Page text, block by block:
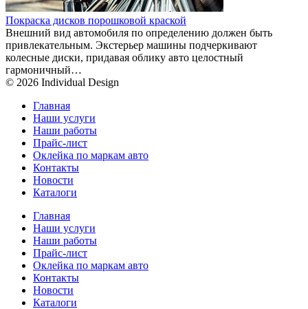
Покраска дисков порошковой краской
Внешний вид автомобиля по определению должен быть
привлекательным. Экстерьер машины подчеркивают
колесные диски, придавая облику авто целостный
гармоничный…
© 2026 Individual Design
Главная
Наши услуги
Наши работы
Прайс-лист
Оклейка по маркам авто
Контакты
Новости
Каталоги
Главная
Наши услуги
Наши работы
Прайс-лист
Оклейка по маркам авто
Контакты
Новости
Каталоги